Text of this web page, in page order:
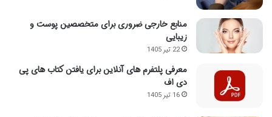
منابع خارجی ضروری برای متخصصین پوست و
زیبایی
22 تیر 1405
معرفی پلتفرم های آنلاین برای یافتن کتاب های پی
دی اف
16 تیر 1405